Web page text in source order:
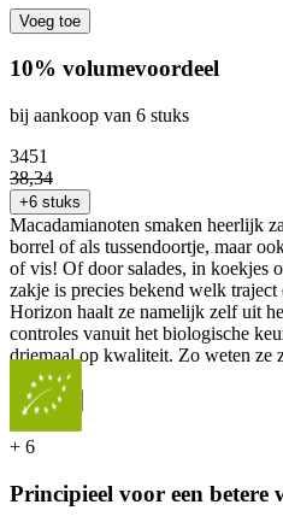
Voeg toe
10% volumevoordeel
bij aankoop van 6 stuks
3451
38,34
+6 stuks
Macadamianoten smaken heerlijk
borrel of als tussendoortje, maar
of vis! Of door salades, in koekjes
zakje is precies bekend welk traject
Horizon haalt ze namelijk zelf uit
controles vanuit het biologische
driemaal op kwaliteit. Zo weten ze
werken.
... Meer
+ 6
Principieel voor een betere